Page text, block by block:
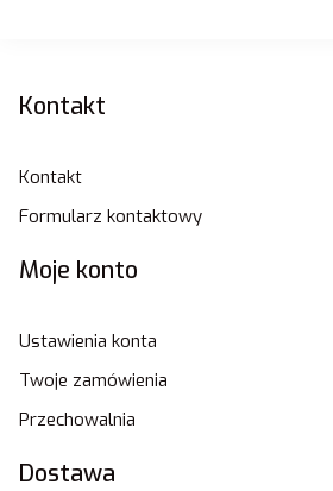
Linki w stopce
Kontakt
Kontakt
Formularz kontaktowy
Moje konto
Ustawienia konta
Twoje zamówienia
Przechowalnia
Dostawa